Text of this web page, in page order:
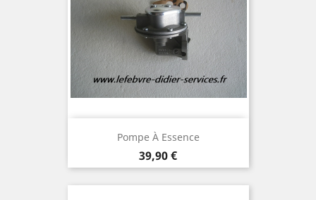
Pompe À Essence
Prix
39,90 €